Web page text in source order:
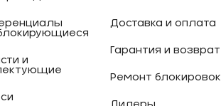
и
Доставка и оплата
Гарантия и возврат
Ремонт блокировок